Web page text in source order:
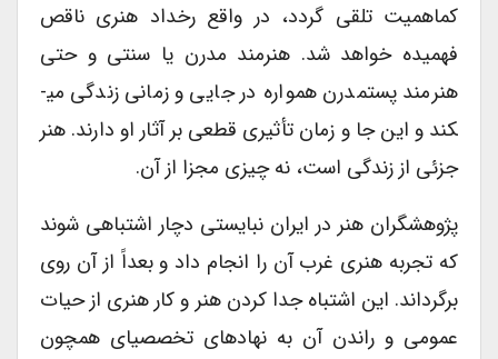
کم­اهمیت تلقی گردد، در واقع رخداد هنری ناقص
فهمیده خواهد شد. هنرمند مدرن یا سنتی و حتی
هنرمند پست­مدرن همواره در جایی و زمانی زندگی می­
کند و این جا و زمان تأثیری قطعی بر آثار او دارند. هنر
جزئی از زندگی است، نه چیزی مجزا از آن.
پژوهشگران هنر در ایران نبایستی دچار اشتباهی شوند
که تجربه هنری غرب آن را انجام داد و بعداً از آن روی
برگرداند. این اشتباه جدا کردن هنر و کار هنری از حیات
عمومی و راندن آن به نهادهای تخصصی­ای همچون